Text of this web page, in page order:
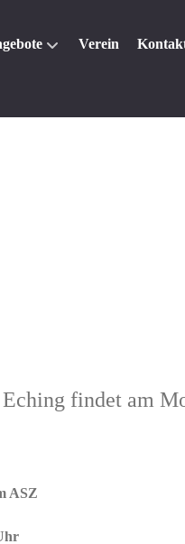
Verein
findet am
ASZ